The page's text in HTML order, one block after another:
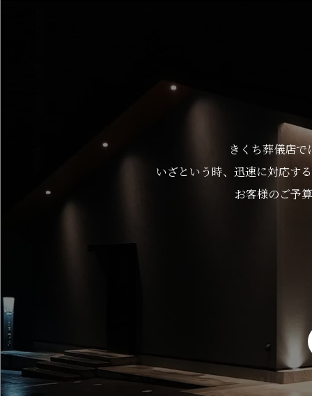
きくち葬儀店
いざという時、迅速に対応す
お客様のご予